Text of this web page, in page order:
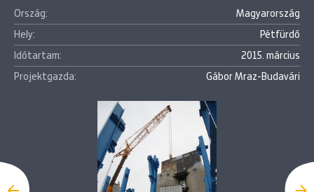
Ország:
Magyarország
Hely:
Pétfürdő
Időtartam:
2015. március
Projektgazda:
Gábor Mraz-Budavári